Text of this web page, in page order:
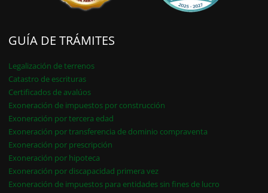
GUÍA DE TRÁMITES
Legalización de terrenos
Catastro de escrituras
Certificados de avalúos
Exoneración de impuestos por construcción
Exoneración por tercera edad
Exoneración por transferencia de dominio compraventa
Exoneración por prescripción
Exoneración por hipoteca
Exoneración por discapacidad primera vez
Exoneración de impuestos para entidades sin fines de lucro